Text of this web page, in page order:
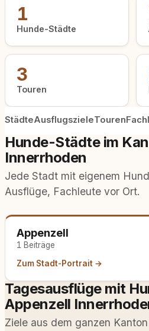
1
Hunde-Städte
3
Touren
StädteAusflugszieleTouren
Hunde-Städte im
Innerrhoden
Jede Stadt mit eigenem
Ausflüge, Fachleute vor Ort.
Appenzell
1 Beiträge
Zum Stadt-Portrait →
Tagesausflüge mit
Appenzell
Ziele aus dem ganzen